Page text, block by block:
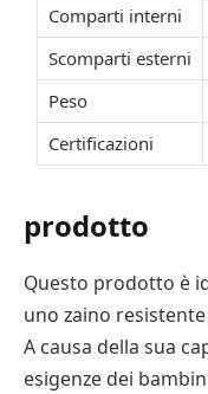
Comparti interni
Scomparti esterni
Peso
Certificazioni
prodotto
Questo prodotto è
uno zaino
A causa della sua
esigenze dei